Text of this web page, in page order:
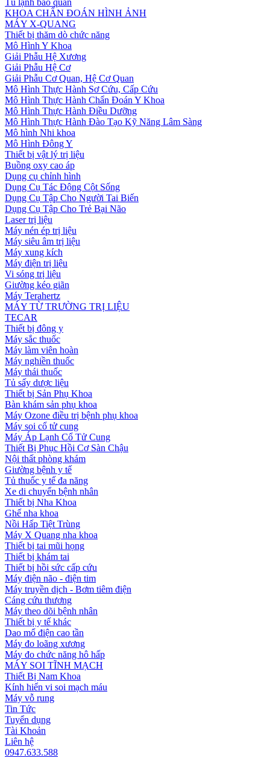
Tủ lạnh bảo quản
KHOA CHẨN ĐOÁN HÌNH ẢNH
MÁY X-QUANG
Thiết bị thăm dò chức năng
Mô Hình Y Khoa
Giải Phẫu Hệ Xương
Giải Phẫu Hệ Cơ
Giải Phẫu Cơ Quan, Hệ Cơ Quan
Mô Hình Thực Hành Sơ Cứu, Cấp Cứu
Mô Hình Thực Hành Chẩn Đoán Y Khoa
Mô Hình Thực Hành Điều Dưỡng
Mô Hình Thực Hành Đào Tạo Kỹ Năng Lâm Sàng
Mô hình Nhi khoa
Mô Hình Đông Y
Thiết bị vật lý trị liệu
Buồng oxy cao áp
Dụng cụ chỉnh hình
Dụng Cụ Tác Động Cột Sống
Dụng Cụ Tập Cho Người Tai Biến
Dụng Cụ Tập Cho Trẻ Bại Não
Laser trị liệu
Máy nén ép trị liệu
Máy siêu âm trị liệu
Máy xung kích
Máy điện trị liệu
Vi sóng trị liệu
Giường kéo giãn
Máy Terahertz
MÁY TỪ TRƯỜNG TRỊ LIỆU
TECAR
Thiết bị đông y
Máy sắc thuốc
Máy làm viên hoàn
Máy nghiền thuốc
Máy thái thuốc
Tủ sấy dược liệu
Thiết bị Sản Phụ Khoa
Bàn khám sản phụ khoa
Máy Ozone điều trị bệnh phụ khoa
Máy soi cổ tử cung
Máy Áp Lạnh Cổ Tử Cung
Thiết Bị Phục Hồi Cơ Sàn Chậu
Nội thất phòng khám
Giường bệnh y tế
Tủ thuốc y tế đa năng
Xe di chuyển bệnh nhân
Thiết bị Nha Khoa
Ghế nha khoa
Nồi Hấp Tiệt Trùng
Máy X Quang nha khoa
Thiết bị tai mũi họng
Thiết bị khám tai
Thiết bị hồi sức cấp cứu
Máy điện não - điện tim
Máy truyền dịch - Bơm tiêm điện
Cáng cứu thương
Máy theo dõi bệnh nhân
Thiết bị y tế khác
Dao mổ điện cao tần
Máy đo loãng xương
Máy đo chức năng hô hấp
MÁY SOI TĨNH MẠCH
Thiết Bị Nam Khoa
Kính hiển vi soi mạch máu
Máy vỗ rung
Tin Tức
Tuyển dụng
Tài Khoản
Liên hệ
0947.633.588